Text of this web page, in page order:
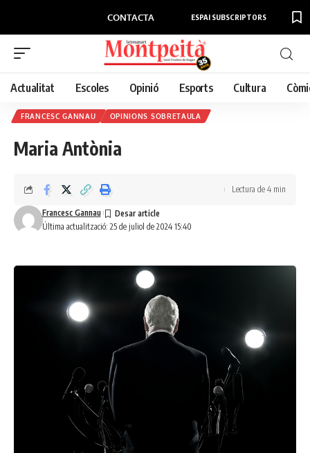
CONTACTA ESPAI SUBSCRIPTORS
Actualitat Escoles Opinió Esports Cultura
FRANCESC GANNAU OPINIONS SOBRETAULA
Maria Antònia
Última actualització: 25 de juliol de 2024 15:40
Francesc Gannau
Lectura de 4 min